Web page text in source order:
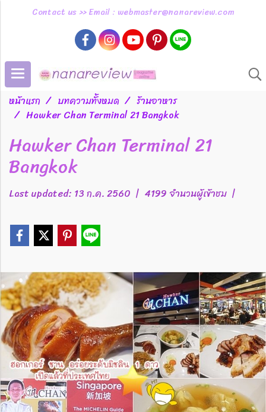
Contact us >> Email : webmaster@nanareview.com
หน้าแรก บทความทั้งหมด
ร้านอาหาร
Hawker Chan Terminal 21 Bangkok
Hawker Chan Terminal 21
Bangkok
Last updated: 13 ก.ค. 2560 | 4199 จำนวนผู้เข้าชม |